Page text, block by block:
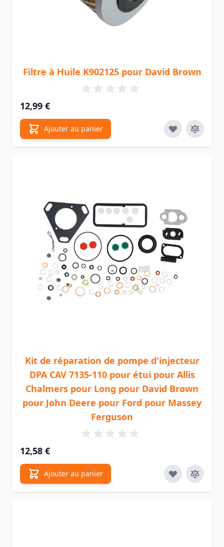
Filtre à Huile K902125 pour David Brown
12,99 €
Ajouter au panier
Kit de réparation de pompe d'injecteur
DPA CAV 7135-110 pour étui pour Allis
Chalmers pour Long pour David Brown
pour John Deere pour Ford pour Massey
Ferguson
12,58 €
Ajouter au panier